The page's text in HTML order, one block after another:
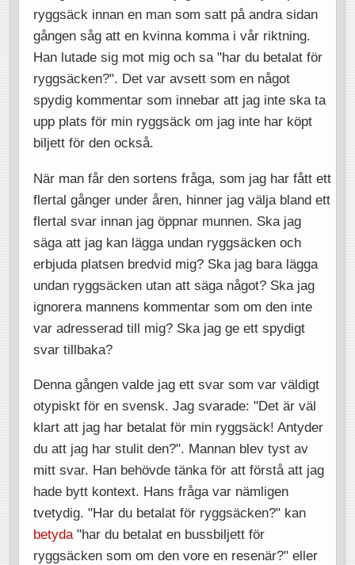
ryggsäck innan en man som satt på andra sidan
gången såg att en kvinna komma i vår riktning.
Han lutade sig mot mig och sa "har du betalat för
ryggsäcken?". Det var avsett som en något
spydig kommentar som innebar att jag inte ska ta
upp plats för min ryggsäck om jag inte har köpt
biljett för den också.
När man får den sortens fråga, som jag har fått ett
flertal gånger under åren, hinner jag välja bland ett
flertal svar innan jag öppnar munnen. Ska jag
säga att jag kan lägga undan ryggsäcken och
erbjuda platsen bredvid mig? Ska jag bara lägga
undan ryggsäcken utan att säga något? Ska jag
ignorera mannens kommentar som om den inte
var adresserad till mig? Ska jag ge ett spydigt
svar tillbaka?
Denna gången valde jag ett svar som var väldigt
otypiskt för en svensk. Jag svarade: "Det är väl
klart att jag har betalat för min ryggsäck! Antyder
du att jag har stulit den?". Mannan blev tyst av
mitt svar. Han behövde tänka för att förstå att jag
hade bytt kontext. Hans fråga var nämligen
tvetydig. "Har du betalat för ryggsäcken?" kan
betyda"har du betalat en bussbiljett för
ryggsäcken som om den vore en resenär?" eller